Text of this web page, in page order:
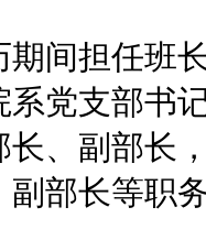
担任班长
系党支部书
长、副部长
副部长等职